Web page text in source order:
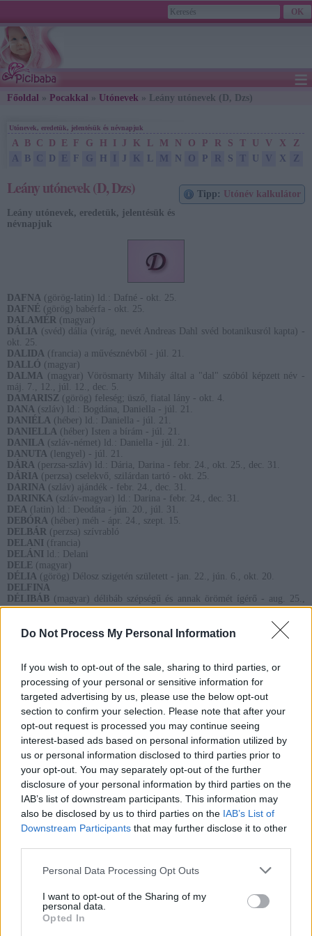
Do Not Process My Personal Information
If you wish to opt-out of the sale, sharing to third parties, or
processing of your personal or sensitive information for
targeted advertising by us, please use the below opt-out
section to confirm your selection. Please note that after your
opt-out request is processed you may continue seeing
interest-based ads based on personal information utilized by
us or personal information disclosed to third parties prior to
your opt-out. You may separately opt-out of the further
disclosure of your personal information by third parties on the
IAB’s list of downstream participants. This information may
also be disclosed by us to third parties on the IAB’s List of
Downstream Participants that may further disclose it to other
Personal Data Processing Opt Outs
I want to opt-out of the Sharing of my
personal data.
Opted In
≡
Főoldal » Pocakkal » Utónevek » Leány utónevek (D, Dzs)
2026. August 07., Friday - Ibolya napja
Utónevek, eredetük, jelentésük és névnapjuk
A B C D E F G H J K L M N O P R S T U V X
Z
A
B C D F G H J K L M N O P R S U V X Z
Tipp: Utónév kalkulátor
Leány utónevek (D, Dzs)
Leány utónevek, eredetük, jelentésük és
névnapjuk
DAFNA (görög-latin) ld.: Dafné - okt. 25.
DAFNÉ (görög) babérfa - okt. 25.
DALAMÉR (magyar)
DÁLIA (svéd) dália (virág, nevét Andreas Dahl svéd botanikusról kapta) -
okt. 25.
DALIDA (francia) a művésznévből - júl. 21.
DALLÓ (magyar)
DALMA (magyar) Vörösmarty Mihály által a "dal" szóból képzett név -
máj. 7., 12., júl. 12., dec. 5.
DAMARISZ (görög) feleség; üsző, fiatal lány - okt. 4.
DANA (szláv) ld.: Bogdána, Daniella - júl. 21.
DANIÉLA (héber) ld.: Daniella - júl. 21.
DANIELLA (héber) Isten a bírám - júl. 21.
DANILA (szláv-német) ld.: Daniella - júl. 21.
DANUTA (lengyel) - júl. 21.
DÁRA (perzsa-szláv) ld.: Dária, Darina - febr. 24., okt. 25., dec. 31.
DÁRIA (perzsa) cselekvő, szilárdan tartó - okt. 25.
DARINA (szláv) ajándék - febr. 24., dec. 31.
DARINKA (szláv-magyar) ld.: Darina - febr. 24., dec. 31.
DEA (latin) ld.: Deodáta - jún. 20., júl. 31.
DEBÓRA (héber) méh - ápr. 24., szept. 15.
DELBÁR (perzsa) szívrabló
DELANI
(francia)
DELÁNI
ld.: Delani
DELE (magyar)
DÉLIA (görög) Délosz szigetén született - jan. 22., jún. 6., okt. 20.
DELFINA
DÉLIBÁB (magyar) délibáb szépségű és annak örömét ígérő - aug. 25.,
dec. 24.
DELINKE(magyar) szép termetű, deli; nimfa - nov. 10.
DENIZA(görög) ld.: Denissza - máj. 15., dec. 6.
(latin) Istentől adott - jún. 20., júl. 31.
DERSIKE(magyar)
DETTI(német) ld.: Bernadett - febr. 18., ápr. 16.
DÉVA(magyar)
DEZDEMÓNA
(görög) boldogtalan - jún. 18., nov. 28.
DÉZI(angol) százszorszép, margaréta (a virág neve angolul: daisy) - máj.
DEZIDERÁTA(görög-latin) kívánt, óhajtott (gyermek) - máj. 8.
DIÁNA(görög) nap, nappal, ragyogó - jún. 9., 10., szept. 18.
DIKÉ
(görög) igazságosság, jog, ítélet - okt. 1.
DINA(héber) ítélet - jún. 20., aug. 12.
DIONÍZIA(görög) Dionüszosznak, a bor és a szőlő istenének ajánlott -
máj. 15., okt. 9., dec. 6.
(héber) ld.: Edit, Judit - máj. 6., jún. 29., 30., szept. 16.
DITTE(skandináv-német) ld.: Dorottya, Edit - febr. 6., szept. 16.
DOLORÓZA
(latin) ld.: Dolóresz - jún. 18., szept. 15.
DOMICELLA (latin) a Domitius nemzetséghez tartozó - máj. 12.
DOMINKA(latin) ld.: Dominika - júl. 6., aug. 4.
DOMITILLA(latin-olasz) a Domitius nemzetséghez tartozó; legyőző,
meghódító - máj. 7., 12.